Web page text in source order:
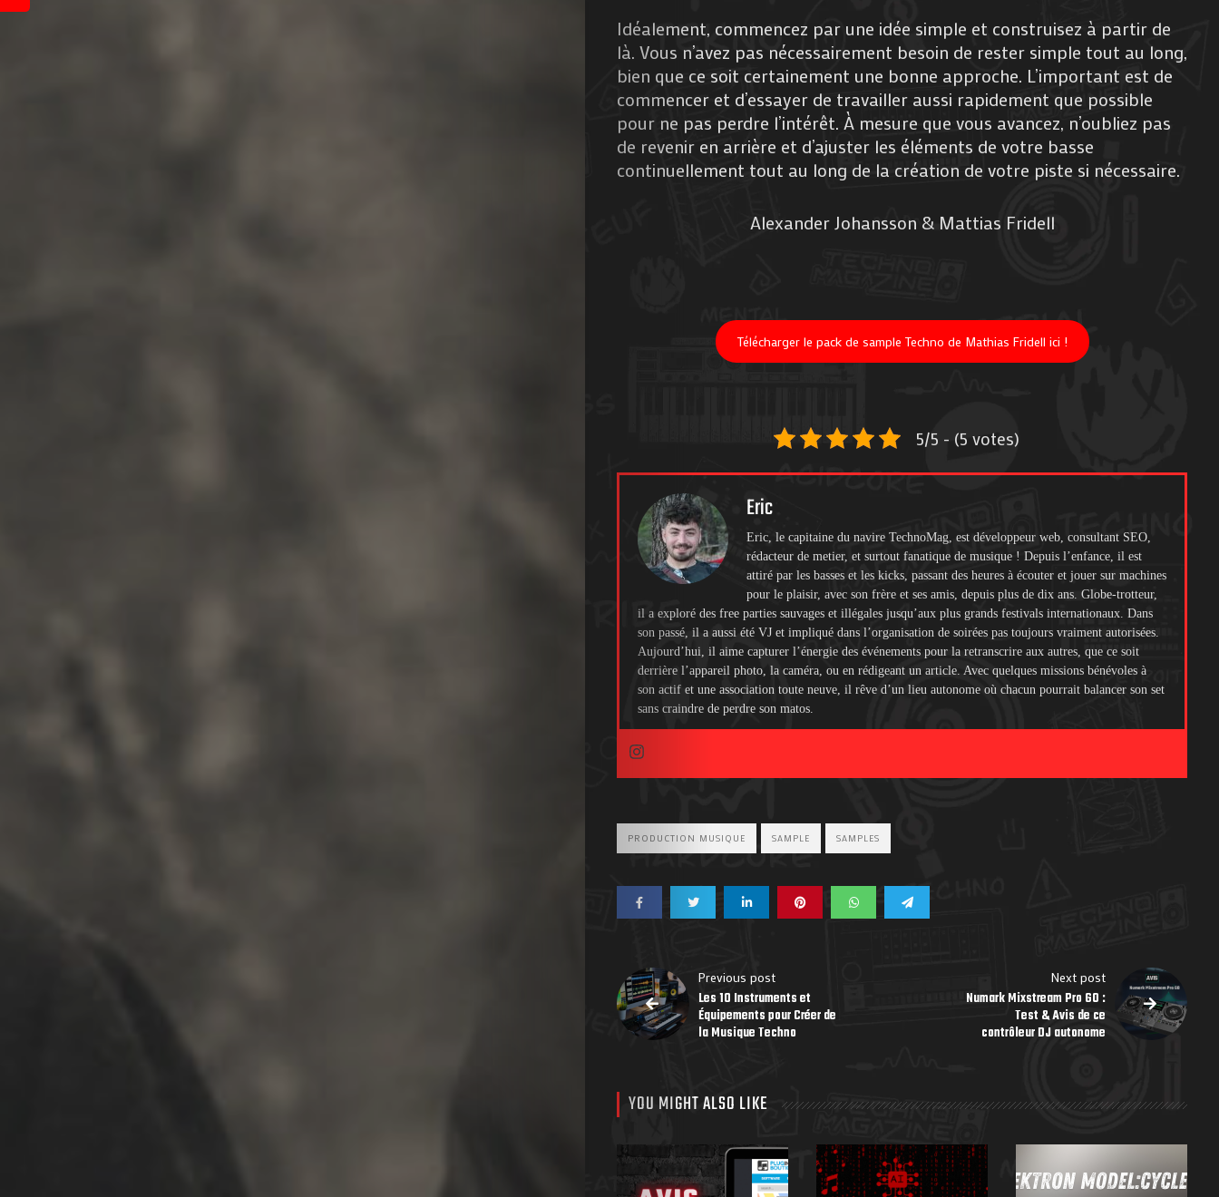
Nous
Contactez-
nous
!
Idéalement, commencez par une idée simple et construisez à partir de
là. Vous n’avez pas nécessairement besoin de rester simple tout au long,
bien que ce soit certainement une bonne approche. L’important est de
commencer et d’essayer de travailler aussi rapidement que possible
pour ne pas perdre l’intérêt. À mesure que vous avancez, n’oubliez pas
de revenir en arrière et d’ajuster les éléments de votre basse
continuellement tout au long de la création de votre piste si nécessaire.
Alexander Johansson & Mattias Fridell
Télécharger le pack de sample Techno de Mathias Fridell ici !
5/5 - (5 votes)
Eric
Eric, le capitaine du navire TechnoMag, est développeur web, consultant SEO,
rédacteur de metier, et surtout fanatique de musique ! Depuis l’enfance, il est
attiré par les basses et les kicks, passant des heures à écouter et jouer sur machines
pour le plaisir, avec son frère et ses amis, depuis plus de dix ans. Globe-trotteur,
il a exploré des free parties sauvages et illégales jusqu’aux plus grands festivals internationaux. Dans
son passé, il a aussi été VJ et impliqué dans l’organisation de soirées pas toujours vraiment autorisées.
Aujourd’hui, il aime capturer l’énergie des événements pour la retranscrire aux autres, que ce soit
derrière l’appareil photo, la caméra, ou en rédigeant un article. Avec quelques missions bénévoles à
son actif et une association toute neuve, il rêve d’un lieu autonome où chacun pourrait balancer son set
sans craindre de perdre son matos.
PRODUCTION MUSIQUE SAMPLE SAMPLES
Previous post
Les 10 Instruments et
Équipements pour Créer de
la Musique Techno
Next post
Numark Mixstream Pro GO :
Test & Avis de ce
contrôleur DJ autonome
YOU MIGHT ALSO LIKE